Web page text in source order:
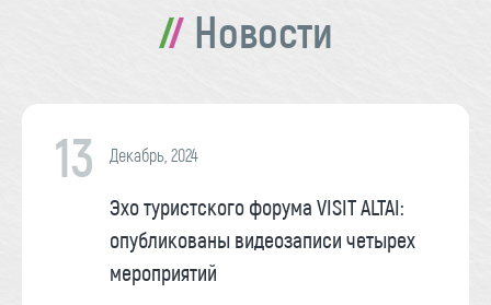
Новости
13 Декабрь, 2024
Эхо туристского форума VISIT ALTAI:
опубликованы видеозаписи четырех
мероприятий